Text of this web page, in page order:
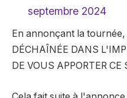
septembre 2024
En annonçant la tournée,
DÉCHAÎNÉE DANS
DE VOUS APPORTER CE